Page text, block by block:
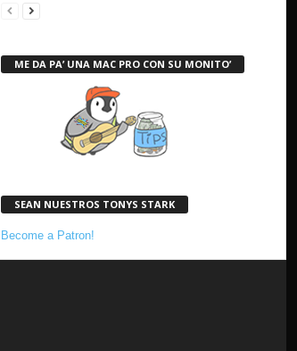
ME DA PA’ UNA MAC PRO CON SU MONITO’
SEAN NUESTROS TONYS STARK
Become a Patron!